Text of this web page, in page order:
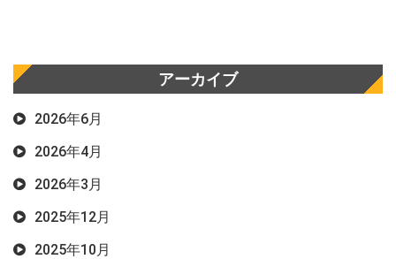
アーカイブ
2026年6月
2026年4月
2026年3月
2025年12月
2025年10月